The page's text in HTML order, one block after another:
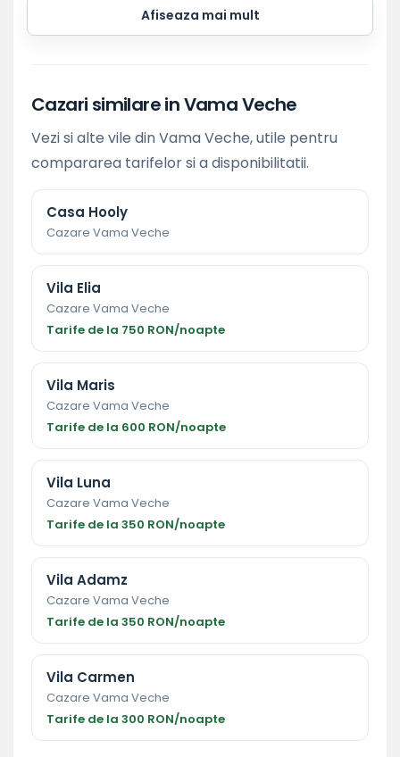
Afiseaza mai mult
Cazari similare in Vama Veche
Vezi si alte vile din Vama Veche, utile pentru
compararea tarifelor si a disponibilitatii.
Casa Hooly
Cazare Vama Veche
Vila Elia
Cazare Vama Veche
Tarife de la 750 RON/noapte
Vila Maris
Cazare Vama Veche
Tarife de la 600 RON/noapte
Vila Luna
Cazare Vama Veche
Tarife de la 350 RON/noapte
Vila Adamz
Cazare Vama Veche
Tarife de la 350 RON/noapte
Vila Carmen
Cazare Vama Veche
Tarife de la 300 RON/noapte